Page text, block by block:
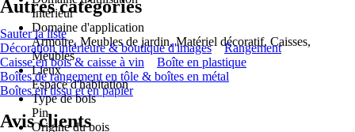
Intérieur
Domaine d'application
Armoire, Meubles de jardin, Matériel décoratif, Caisses,
Meubles
Lieux
Espace d'habitation
Type de bois
Pin
Origine du bois
Autres catégories
Sauter la liste
Décoration intérieure & boutique d'images
Rangement
Caisse en bois & caisse à vin
Boîte en plastique
Boîtes de rangement en tôle & boîtes en métal
Boîtes en tissu et en papier
Avis clients